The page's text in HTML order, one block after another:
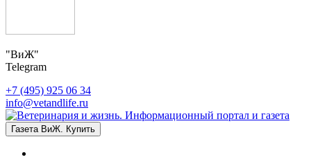
"ВиЖ"
Telegram
+7 (495) 925 06 34
info@vetandlife.ru
Газета ВиЖ. Купить